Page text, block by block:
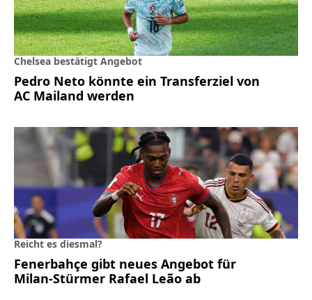
Chelsea bestätigt Angebot
Pedro Neto könnte ein Transferziel von
AC Mailand werden
Reicht es diesmal?
Fenerbahçe gibt neues Angebot für
Milan-Stürmer Rafael Leão ab